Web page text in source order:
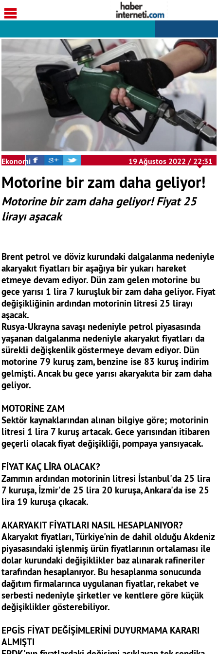
Ekonomi 19 Ağustos 2022 / 22:31
Motorine bir zam daha geliyor!
Motorine bir zam daha geliyor! Fiyat 25
lirayı aşacak
Brent petrol ve döviz kurundaki dalgalanma nedeniyle
akaryakıt fiyatları bir aşağıya bir yukarı hareket
etmeye devam ediyor. Dün zam gelen motorine bu
gece yarısı 1 lira 7 kuruşluk bir zam daha geliyor. Fiyat
değişikliğinin ardından motorinin litresi 25 lirayı
aşacak.
Rusya-Ukrayna savaşı nedeniyle petrol piyasasında
yaşanan dalgalanma nedeniyle akaryakıt fiyatları da
sürekli değişkenlik göstermeye devam ediyor. Dün
motorine 79 kuruş zam, benzine ise 83 kuruş indirim
gelmişti. Ancak bu gece yarısı akaryakıta bir zam daha
geliyor.
MOTORİNE ZAM
Sektör kaynaklarından alınan bilgiye göre; motorinin
litresi 1 lira 7 kuruş artacak. Gece yarısından itibaren
geçerli olacak fiyat değişikliği, pompaya yansıyacak.
FİYAT KAÇ LİRA OLACAK?
Zammın ardından motorinin litresi İstanbul'da 25 lira
7 kuruşa, İzmir'de 25 lira 20 kuruşa, Ankara'da ise 25
lira 19 kuruşa çıkacak.
AKARYAKIT FİYATLARI NASIL HESAPLANIYOR?
Akaryakıt fiyatları, Türkiye'nin de dahil olduğu Akdeniz
piyasasındaki işlenmiş ürün fiyatlarının ortalaması ile
dolar kurundaki değişiklikler baz alınarak rafineriler
tarafından hesaplanıyor. Bu hesaplanma sonucunda
dağıtım firmalarınca uygulanan fiyatlar, rekabet ve
serbesti nedeniyle şirketler ve kentlere göre küçük
değişiklikler gösterebiliyor.
EPGİS FİYAT DEĞİŞİMLERİNİ DUYURMAMA KARARI
ALMIŞTI